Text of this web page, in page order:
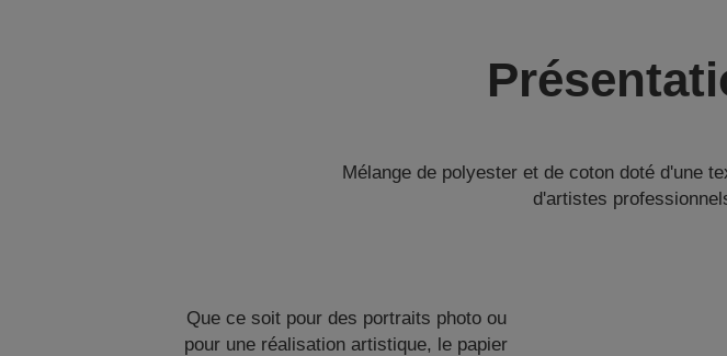
Mélange de polyester et de coton doté d'une
d'artistes
Que ce soit pour des portraits photo ou
pour une réalisation artistique, le papier